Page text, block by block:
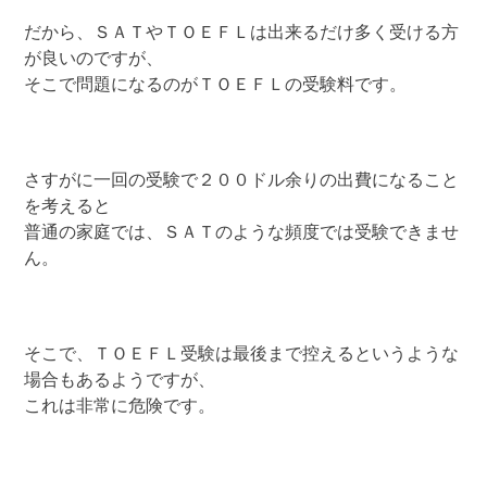
だから、ＳＡＴやＴＯＥＦＬは出来るだけ多く受ける方
が良いのですが、
そこで問題になるのがＴＯＥＦＬの受験料です。
さすがに一回の受験で２００ドル余りの出費になること
を考えると
普通の家庭では、ＳＡＴのような頻度では受験できませ
ん。
そこで、ＴＯＥＦＬ受験は最後まで控えるというような
場合もあるようですが、
これは非常に危険です。